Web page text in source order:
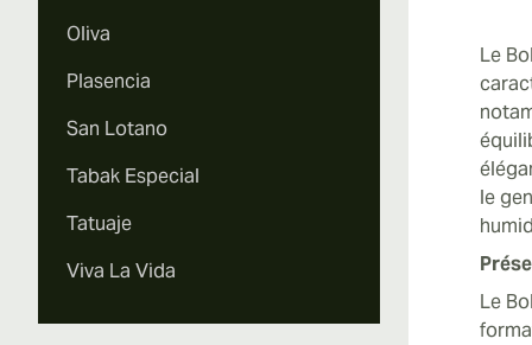
Oliva
Plasencia
San Lotano
Tabak Especial
Tatuaje
Viva La Vida
Le
le
Le